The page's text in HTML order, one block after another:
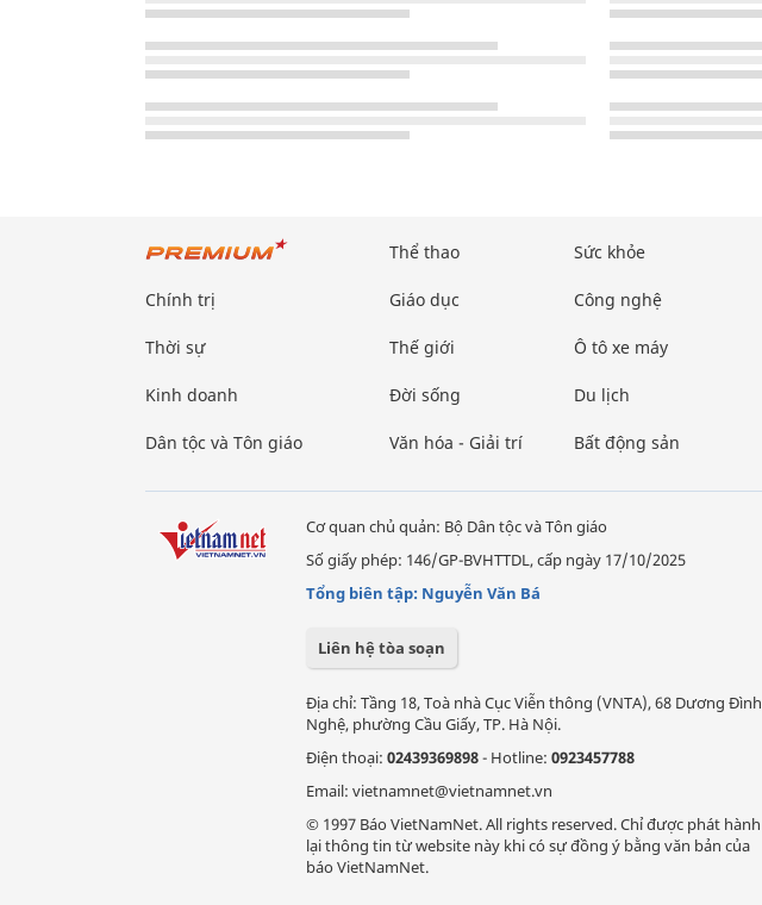
Chính trị
Thời sự
Kinh doanh
Dân tộc và Tôn giáo
Thể thao
Giáo dục
Thế giới
Đời sống
Văn hóa - Giải trí
Sức khỏe
Công nghệ
Ô tô xe máy
Du lịch
Bất động sản
Cơ quan chủ quản: Bộ Dân tộc và Tôn giáo
Số giấy phép: 146/GP-BVHTTDL, cấp ngày 17/10/2025
Tổng biên tập: Nguyễn Văn Bá
Liên hệ tòa soạn
Địa chỉ: Tầng 18, Toà nhà Cục Viễn thông (VNTA), 68 Dương Đình
Nghệ, phường Cầu Giấy, TP. Hà Nội.
Điện thoại: 02439369898- Hotline: 0923457788
Email: vietnamnet@vietnamnet.vn
© 1997 Báo VietNamNet. All rights reserved. Chỉ được phát hành
lại thông tin từ website này khi có sự đồng ý bằng văn bản của
báo VietNamNet.